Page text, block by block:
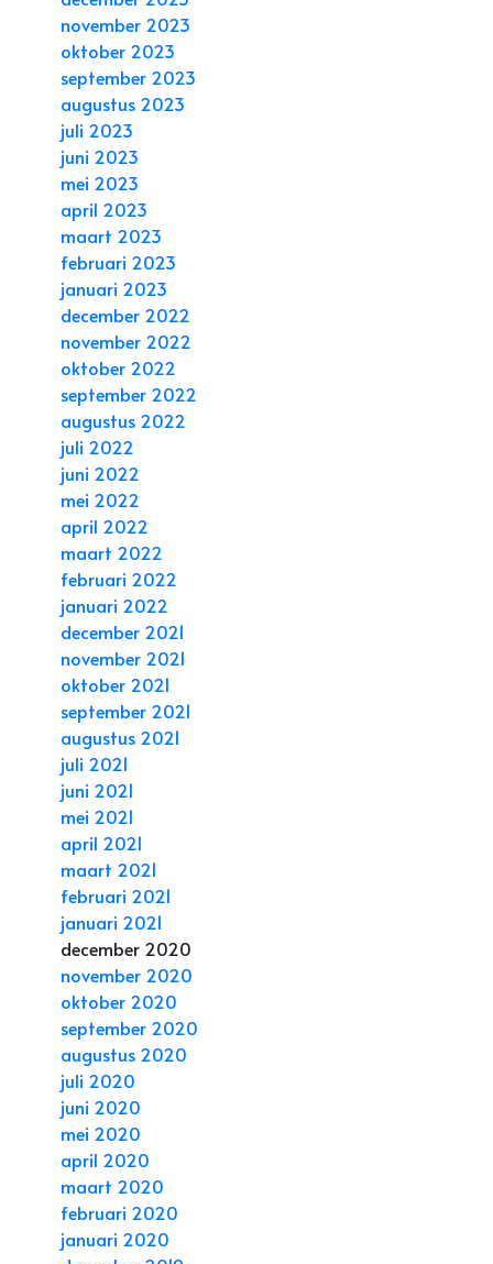
november 2023
oktober 2023
september 2023
augustus 2023
juli 2023
juni 2023
mei 2023
april 2023
maart 2023
februari 2023
januari 2023
december 2022
november 2022
oktober 2022
september 2022
augustus 2022
juli 2022
juni 2022
mei 2022
april 2022
maart 2022
februari 2022
januari 2022
december 2021
november 2021
oktober 2021
september 2021
augustus 2021
juli 2021
juni 2021
mei 2021
april 2021
maart 2021
februari 2021
januari 2021
december 2020
november 2020
oktober 2020
september 2020
augustus 2020
juli 2020
juni 2020
mei 2020
april 2020
maart 2020
februari 2020
januari 2020